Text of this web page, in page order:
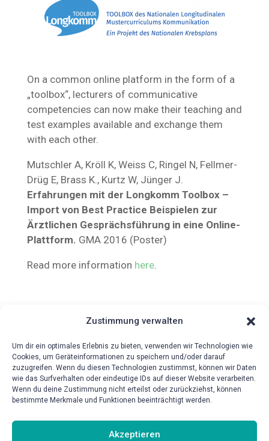
Zustimmung verwalten
Um dir ein optimales Erlebnis zu bieten, verwenden wir Technologien wie
Cookies, um Geräteinformationen zu speichern und/oder darauf
zuzugreifen. Wenn du diesen Technologien zustimmst, können wir Daten
wie das Surfverhalten oder eindeutige IDs auf dieser Website verarbeiten.
Wenn du deine Zustimmung nicht erteilst oder zurückziehst, können
bestimmte Merkmale und Funktionen beeinträchtigt werden.
Akzeptieren
On a common online platform in the form of a
„toolbox“, lecturers of communicative
competencies can now make their teaching and
test examples available and exchange them
with each other.
Mutschler A, Kröll K, Weiss C, Ringel N, Fellmer-
Drüg E, Brass K., Kurtz W, Jünger J.
Erfahrungen mit der Longkomm Toolbox –
Import von Best Practice Beispielen zur
Ärztlichen Gesprächsführung in eine Online-
Plattform. GMA 2016 (Poster)
Read more information here.
{!{wpv-post-date format=’d.m.Y‘}!}